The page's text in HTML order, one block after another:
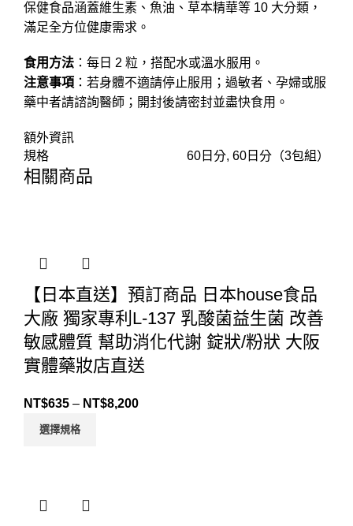
保健食品涵蓋維生素、魚油、草本精華等 10 大分類，
滿足全方位健康需求。
食用方法 ：每日 2 粒，搭配水或溫水服用。
注意事項 ：若身體不適請停止服用；過敏者、孕婦或服
藥中者請諮詢醫師；開封後請密封並盡快食用。
額外資訊
規格
60日分, 60日分（3包組）
相關商品
【日本直送】預訂商品 日本house食品
大廠 獨家專利L-137 乳酸菌益生菌 改善
敏感體質 幫助消化代謝 錠狀/粉狀 大阪
實體藥妝店直送
NT$635 – NT$8,200
選擇規格